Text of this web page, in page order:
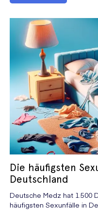
Die häufigsten
Deutschland
Deutsche Medz hat 1.500
häufigsten Sexunfälle in